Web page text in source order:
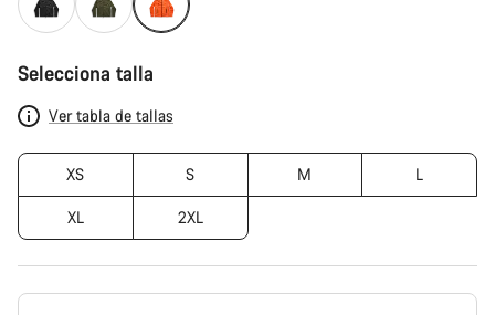
Selecciona talla
Ver tabla de tallas
XS S M L
XL 2XL